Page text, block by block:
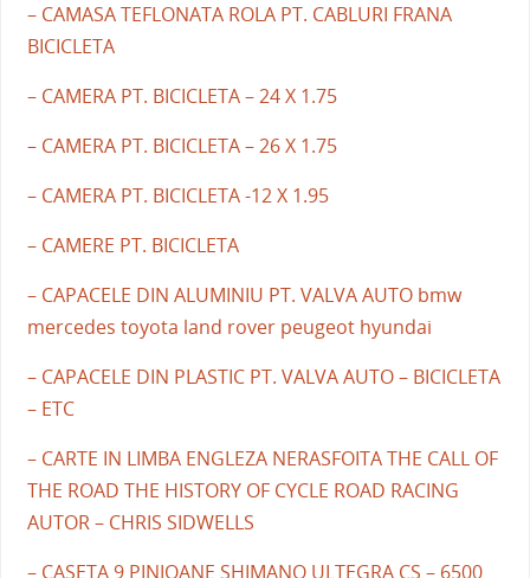
– CAMASA TEFLONATA ROLA PT. CABLURI FRANA
BICICLETA
– CAMERA PT. BICICLETA – 24 X 1.75
– CAMERA PT. BICICLETA – 26 X 1.75
– CAMERA PT. BICICLETA -12 X 1.95
– CAMERE PT. BICICLETA
– CAPACELE DIN ALUMINIU PT. VALVA AUTO bmw
mercedes toyota land rover peugeot hyundai
– CAPACELE DIN PLASTIC PT. VALVA AUTO – BICICLETA
– ETC
– CARTE IN LIMBA ENGLEZA NERASFOITA THE CALL OF
THE ROAD THE HISTORY OF CYCLE ROAD RACING
AUTOR – CHRIS SIDWELLS
– CASETA 9 PINIOANE SHIMANO ULTEGRA CS – 6500